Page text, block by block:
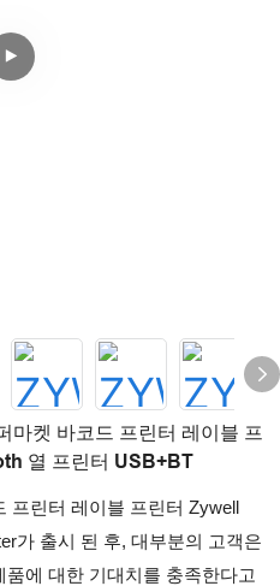
마켓 바코드 프린터 레이블 프
열 프린터 USB+BT
프린터 레이블 프린터 Zywell
가 출시 된 후, 대부분의 고객은
에 대한 기대치를 충족한다고